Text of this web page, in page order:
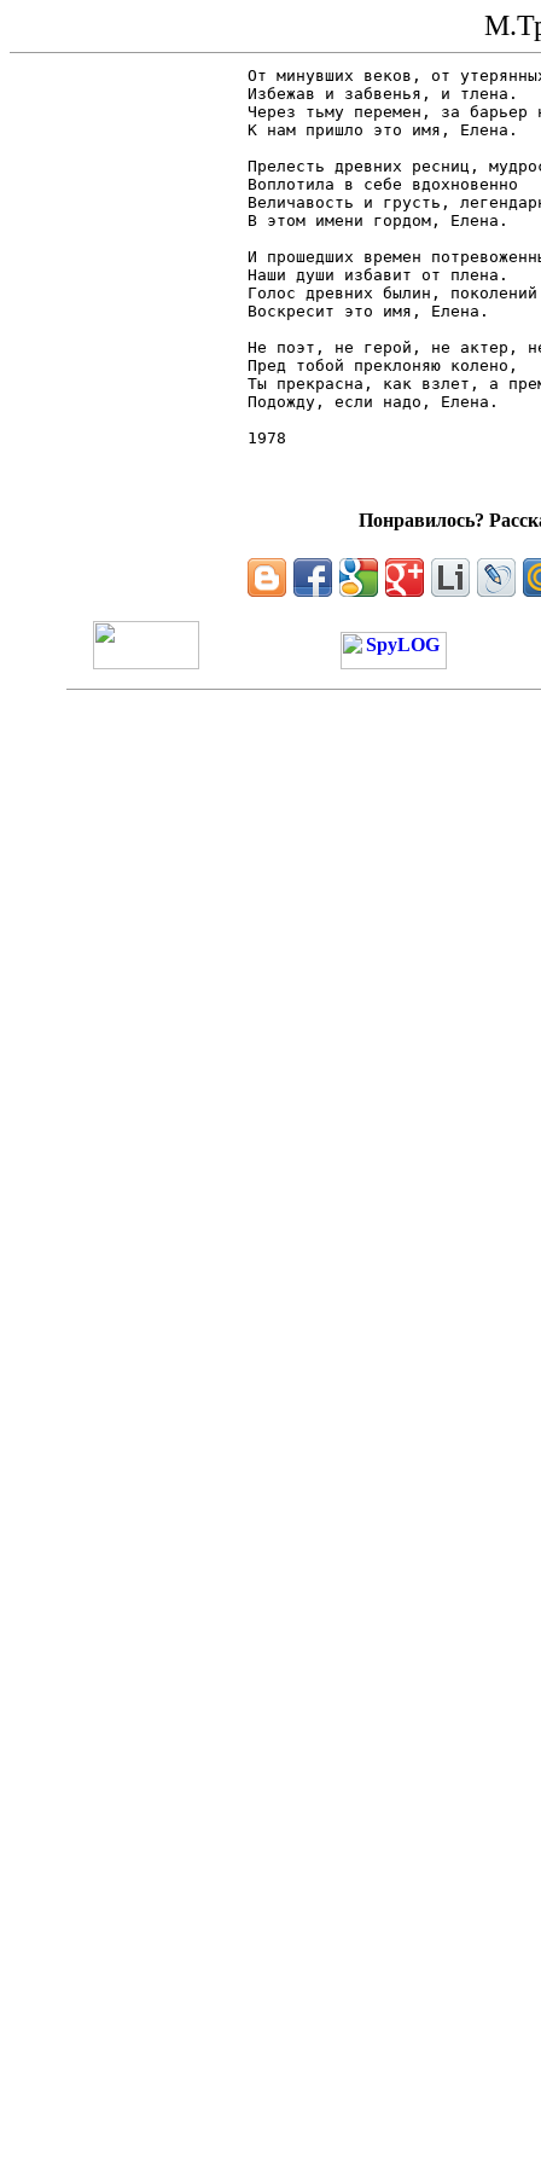
От минувших веков, от
Избежав и забвенья, и тлена.
Через тьму перемен, за барьер
К нам пришло это имя, Елена.
Прелесть древних ресниц,
Воплотила в себе вдохновенно
Величавость и грусть,
В этом имени гордом, Елена.
И прошедших времен
Наши души избавит от плена.
Голос древних былин,
Воскресит это имя, Елена.
Не поэт, не герой, не актер,
Пред тобой преклоняю колено,
Ты прекрасна, как взлет, а
Подожду, если надо, Елена.
Понравилось?